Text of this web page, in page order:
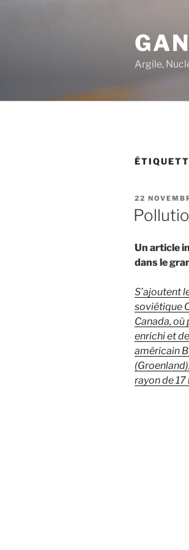
Argile,
PUBLIÉ
LE
22
Un article
dans le
S’ajoutent
soviétique
Canada,
enrichi et
américain
rayon de 17